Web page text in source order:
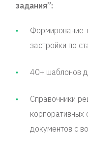
задания”:
Формирование
застройки по
40+ шаблонов
Справочники
корпоративных
документов с